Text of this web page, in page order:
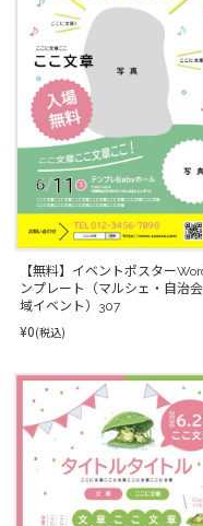
【無料】イベントポスター
ンプレート（マルシェ・自治
域イベント）307
¥0(税込)